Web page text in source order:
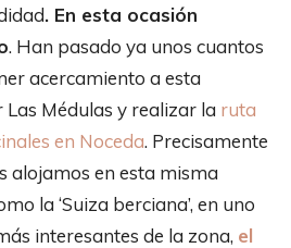
. En esta ocasión
. Han pasado ya unos cuantos
acercamiento a esta
Médulas y realizar la ruta
en Noceda. Precisamente
alojamos en esta misma
la ‘Suiza berciana’, en uno
interesantes de la zona, el